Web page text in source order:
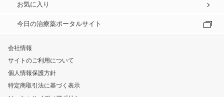
お気に入り
今日の治療薬ポータルサイト
会社情報
サイトのご利用について
個人情報保護方針
特定商取引法に基づく表示